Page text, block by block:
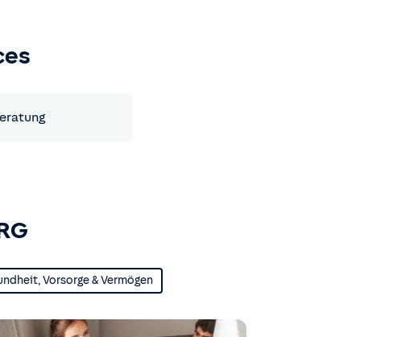
Vorsorge & Vermögen